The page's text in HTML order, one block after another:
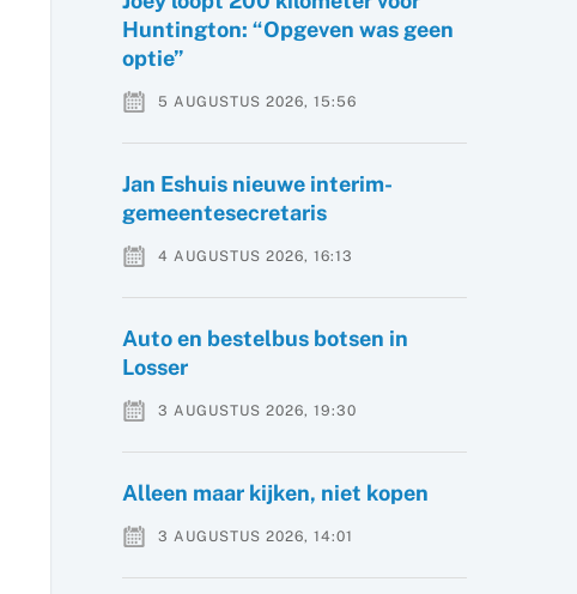
Huntington: “Opgeven was geen
optie”
5 AUGUSTUS 2026, 15:56
Jan Eshuis nieuwe interim-
gemeentesecretaris
4 AUGUSTUS 2026, 16:13
Auto en bestelbus botsen in
Losser
3 AUGUSTUS 2026, 19:30
Alleen maar kijken, niet kopen
3 AUGUSTUS 2026, 14:01